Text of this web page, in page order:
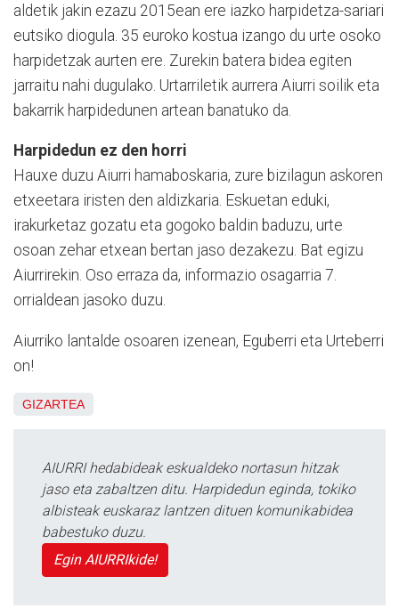
aldetik jakin ezazu 2015ean ere iazko harpidetza-sariari
eutsiko diogula. 35 euroko kostua izango du urte osoko
harpidetzak aurten ere. Zurekin batera bidea egiten
jarraitu nahi dugulako. Urtarriletik aurrera Aiurri soilik eta
bakarrik harpidedunen artean banatuko da.
Harpidedun ez den horri
Hauxe duzu Aiurri hamaboskaria, zure bizilagun askoren
etxeetara iristen den aldizkaria. Eskuetan eduki,
irakurketaz gozatu eta gogoko baldin baduzu, urte
osoan zehar etxean bertan jaso dezakezu. Bat egizu
Aiurrirekin. Oso erraza da, informazio osagarria 7.
orrialdean jasoko duzu.
Aiurriko lantalde osoaren izenean, Eguberri eta Urteberri
on!
GIZARTEA
AIURRI hedabideak eskualdeko nortasun hitzak
jaso eta zabaltzen ditu. Harpidedun eginda, tokiko
albisteak euskaraz lantzen dituen komunikabidea
babestuko duzu.
Egin AIURRIkide!